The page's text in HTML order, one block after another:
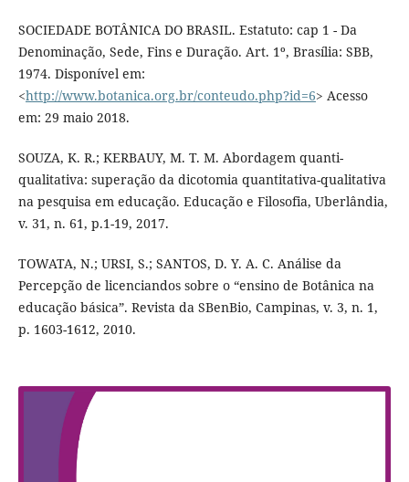
SOCIEDADE BOTÂNICA DO BRASIL. Estatuto: cap 1 - Da
Denominação, Sede, Fins e Duração. Art. 1º, Brasília: SBB,
1974. Disponível em:
<http://www.botanica.org.br/conteudo.php?id=6> Acesso
em: 29 maio 2018.
SOUZA, K. R.; KERBAUY, M. T. M. Abordagem quanti-
qualitativa: superação da dicotomia quantitativa-qualitativa
na pesquisa em educação. Educação e Filosofia, Uberlândia,
v. 31, n. 61, p.1-19, 2017.
TOWATA, N.; URSI, S.; SANTOS, D. Y. A. C. Análise da
Percepção de licenciandos sobre o “ensino de Botânica na
educação básica”. Revista da SBenBio, Campinas, v. 3, n. 1,
p. 1603-1612, 2010.